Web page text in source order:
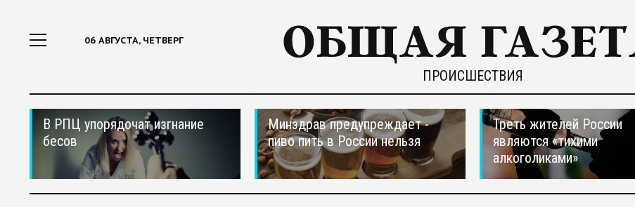
06 АВГУСТА, ЧЕТВЕРГ
ПРОИСШЕСТВИЯ
В РПЦ упорядочат изгнание
бесов
Минздрав предупреждает -
пиво пить в России нельзя
Треть жителей России
являются «тихими
алкоголиками»